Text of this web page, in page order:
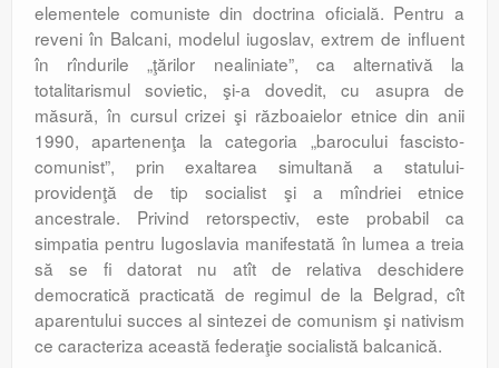
elementele comuniste din doctrina oficială. Pentru a
reveni în Balcani, modelul iugoslav, extrem de influent
în rîndurile „ţărilor nealiniate”, ca alternativă la
totalitarismul sovietic, şi-a dovedit, cu asupra de
măsură, în cursul crizei şi războaielor etnice din anii
1990, apartenenţa la categoria „barocului fascisto-
comunist”, prin exaltarea simultană a statului-
providenţă de tip socialist şi a mîndriei etnice
ancestrale. Privind retorspectiv, este probabil ca
simpatia pentru Iugoslavia manifestată în lumea a treia
să se fi datorat nu atît de relativa deschidere
democratică practicată de regimul de la Belgrad, cît
aparentului succes al sintezei de comunism şi nativism
ce caracteriza această federaţie socialistă balcanică.